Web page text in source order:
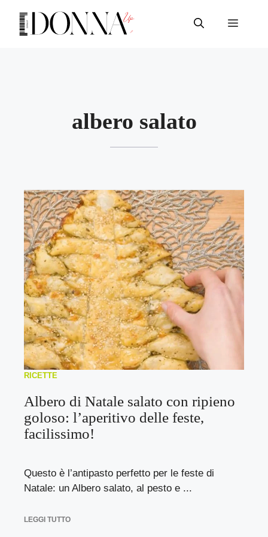
contenuto
Menu
albero salato
RICETTE
Albero di Natale salato con ripieno
goloso: l’aperitivo delle feste,
facilissimo!
Questo è l’antipasto perfetto per le feste di
Natale: un Albero salato, al pesto e ...
LEGGI TUTTO